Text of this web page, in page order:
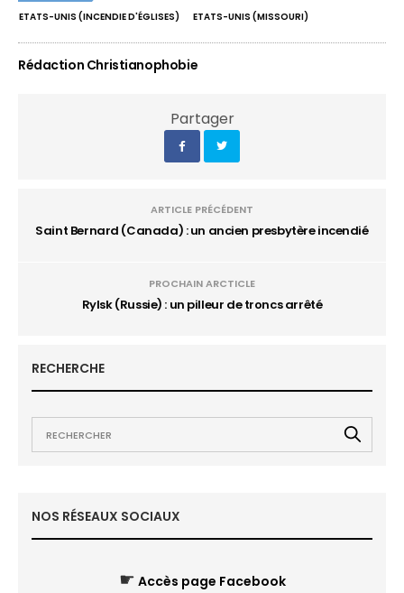
ETATS-UNIS (INCENDIE D'ÉGLISES)
ETATS-UNIS (MISSOURI)
Rédaction Christianophobie
Partager
ARTICLE PRÉCÉDENT
Saint Bernard (Canada) : un ancien presbytère incendié
PROCHAIN ARCTICLE
Rylsk (Russie) : un pilleur de troncs arrêté
RECHERCHE
NOS RÉSEAUX SOCIAUX
☛ Accès page Facebook